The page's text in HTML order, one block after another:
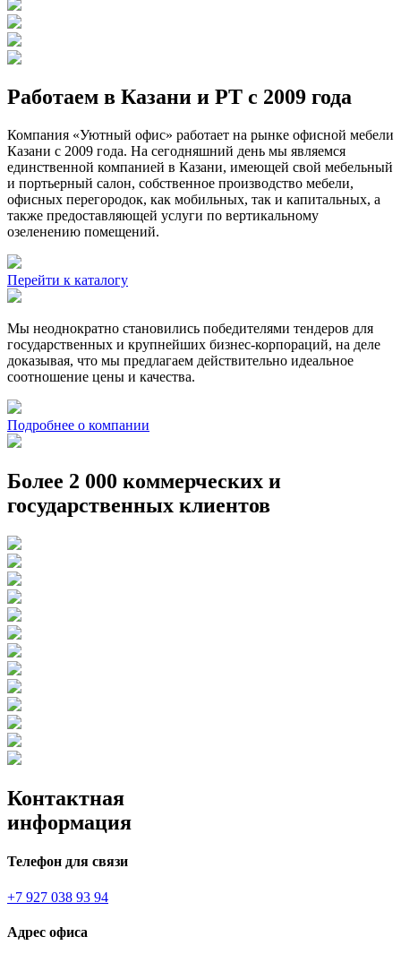
Работаем в Казани и РТ с 2009 года
Компания «Уютный офис» работает на рынке офисной мебели
Казани с 2009 года. На сегодняшний день мы являемся
единственной компанией в Казани, имеющей свой мебельный
и портьерный салон, собственное производство мебели,
офисных перегородок, как мобильных, так и капитальных, а
также предоставляющей услуги по вертикальному
озеленению помещений.
Перейти к каталогу
Мы неоднократно становились победителями тендеров для
государственных и крупнейших бизнес-корпораций, на деле
доказывая, что мы предлагаем действительно идеальное
соотношение цены и качества.
Подробнее о компании
Более 2 000 коммерческих и
государственных клиентов
Контактная
информация
Телефон для связи
+7 927 038 93 94
Адрес офиса